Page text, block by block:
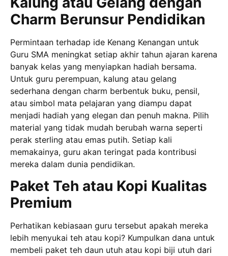
Charm Berunsur Pendidikan
Permintaan terhadap ide Kenang Kenangan untuk
Guru SMA meningkat setiap akhir tahun ajaran karena
banyak kelas yang menyiapkan hadiah bersama.
Untuk guru perempuan, kalung atau gelang
sederhana dengan charm berbentuk buku, pensil,
atau simbol mata pelajaran yang diampu dapat
menjadi hadiah yang elegan dan penuh makna. Pilih
material yang tidak mudah berubah warna seperti
perak sterling atau emas putih. Setiap kali
memakainya, guru akan teringat pada kontribusi
mereka dalam dunia pendidikan.
Paket Teh atau Kopi Kualitas
Premium
Perhatikan kebiasaan guru tersebut apakah mereka
lebih menyukai teh atau kopi? Kumpulkan dana untuk
membeli paket teh daun utuh atau kopi biji utuh dari